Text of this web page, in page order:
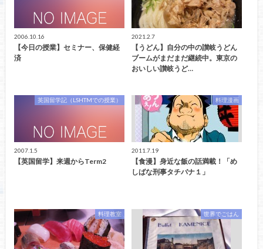
2006.10.16
【今日の授業】セミナー、保健経
済
2021.2.7
【うどん】自分の中の讃岐うどん
ブームがまだまだ継続中。東京の
おいしい讃岐うど…
英国留学記（LSHTMでの授業）
2007.1.5
【英国留学】来週からTerm2
料理漫画
2011.7.19
【食漫】身近な飯の話満載！「め
しばな刑事タチバナ１」
料理教室 世界でごはん